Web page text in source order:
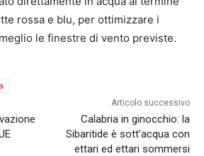
rossa e blu, per ottimizzare i
le finestre di vento previste.
Articolo successivo
Calabria in ginocchio: la
Sibaritide è sott’acqua con
ettari ed ettari sommersi